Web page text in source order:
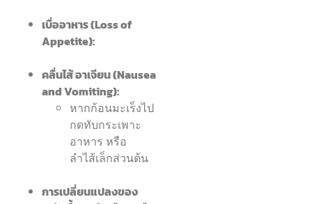
เบื่ออาหาร (Loss of
Appetite):
คลื่นไส้ อาเจียน (Nausea
and Vomiting):
หากก้อนมะเร็งไป
กดทับกระเพาะ
อาหาร หรือ
ลำไส้เล็กส่วนต้น
การเปลี่ยนแปลงของ